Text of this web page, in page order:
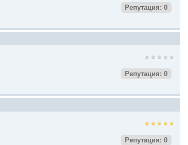
Репутация: 0
Репутация: 0
Репутация: 0